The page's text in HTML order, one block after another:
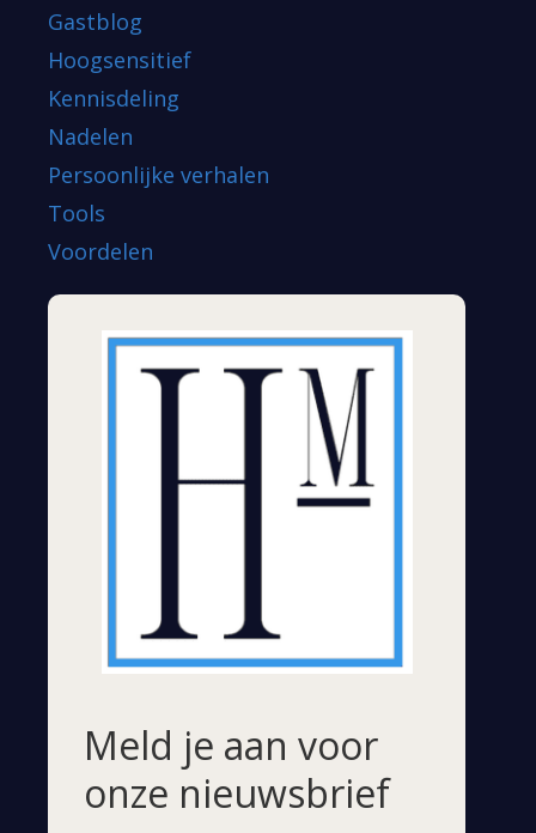
Gastblog
Hoogsensitief
Kennisdeling
Nadelen
Persoonlijke verhalen
Tools
Voordelen
Meld je aan voor
onze nieuwsbrief